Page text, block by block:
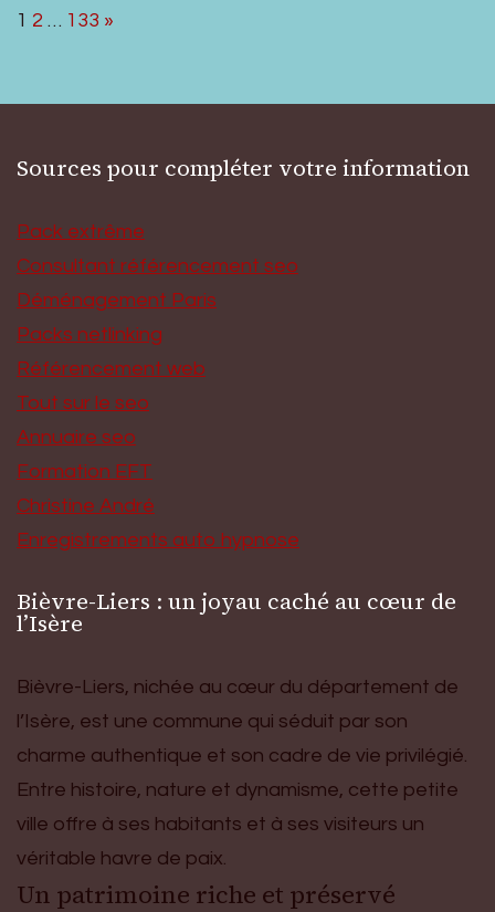
Page:
1 2 … 133 Next
»
Sources pour compléter votre information
Pack extrême
Consultant référencement seo
Déménagement Paris
Packs netlinking
Référencement web
Tout sur le seo
Annuaire seo
Formation EFT
Christine André
Enregistrements auto hypnose
Bièvre-Liers : un joyau caché au cœur de
l’Isère
Bièvre-Liers, nichée au cœur du département de
l’Isère, est une commune qui séduit par son
charme authentique et son cadre de vie privilégié.
Entre histoire, nature et dynamisme, cette petite
ville offre à ses habitants et à ses visiteurs un
véritable havre de paix.
Un patrimoine riche et préservé